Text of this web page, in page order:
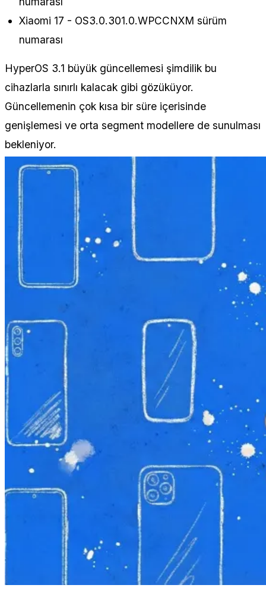
Xiaomi 17 - OS3.0.301.0.WPCCNXM sürüm
numarası
HyperOS 3.1 büyük güncellemesi şimdilik bu
cihazlarla sınırlı kalacak gibi gözüküyor.
Güncellemenin çok kısa bir süre içerisinde
genişlemesi ve orta segment modellere de sunulması
bekleniyor.